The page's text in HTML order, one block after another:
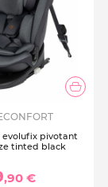
evolufix pivotant
tinted black
,90 €